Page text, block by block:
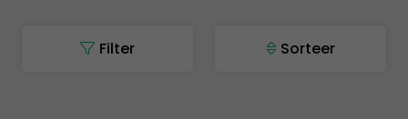
Filter Sorteer